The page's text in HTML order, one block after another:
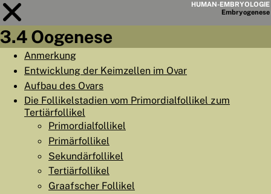
HUMAN-EMBRYOLOGIE
Embryogenese
Modul3
KAPITELLISTE
LERNZIELE
3.4 Oogenese
Anmerkung
Entwicklung der Keimzellen im Ovar
Aufbau des Ovars
Die Follikelstadien vom Primordialfollikel zum
Tertiärfollikel
Primordialfollikel
Primärfollikel
Sekundärfollikel
Tertiärfollikel
Graafscher Follikel